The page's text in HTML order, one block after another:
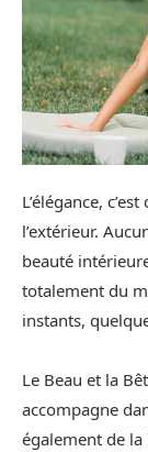
L’élégance,
l’extérieur.
beauté
totalement du
instants,
Le Beau et la
accompagne
également de